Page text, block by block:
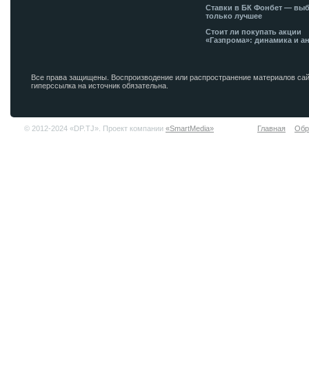
Ставки в БК Фонбет —
только лучшее
Стоит ли покупать акции
«Газпрома»: динамика и
Все права защищены. Воспроизводение или распространение материалов
гиперссылка на источник обязательна.
© 2012-2024 «DP.TJ». Проект компании «SmartMedia» Главная